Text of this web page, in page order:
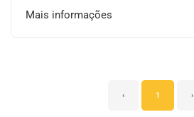
Mais informações
‹ 1 ›